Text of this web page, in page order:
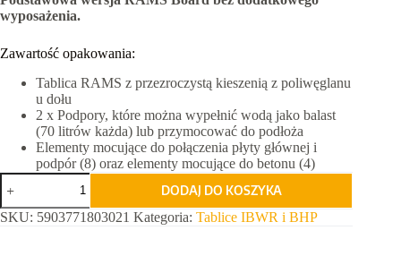
wyposażenia.
Zawartość opakowania:
Tablica RAMS z przezroczystą kieszenią z poliwęglanu
u dołu
2 x Podpory, które można wypełnić wodą jako balast
(70 litrów każda) lub przymocować do podłoża
Elementy mocujące do połączenia płyty głównej i
podpór (8) oraz elementy mocujące do betonu (4)
ilość
Tablica
informacyjna
i
DODAJ DO KOSZYKA
SKU: 5903771803021 Kategoria: Tablice IBWR i BHP